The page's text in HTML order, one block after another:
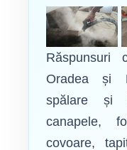
Răspunsuri
Oradea și
spălare și
canapele,
covoare,